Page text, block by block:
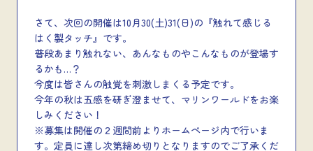
さて、次回の開催は10月30(土)31(日)の『触れて感じる
はく製タッチ』です。
普段あまり触れない、あんなものやこんなものが登場す
るかも…？
今度は皆さんの触覚を刺激しまくる予定です。
今年の秋は五感を研ぎ澄ませて、マリンワールドをお楽
しみください！
※募集は開催の２週間前よりホームページ内で行いま
す。定員に達し次第締め切りとなりますのでご了承くだ